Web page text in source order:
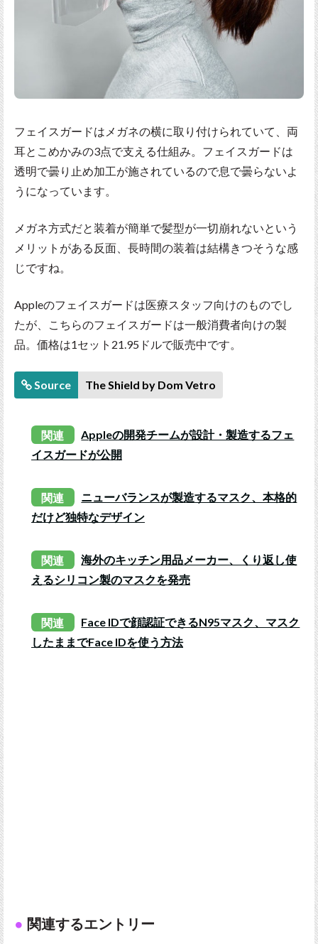
フェイスガードはメガネの横に取り付けられていて、両
耳とこめかみの3点で支える仕組み。フェイスガードは
透明で曇り止め加工が施されているので息で曇らないよ
うになっています。
メガネ方式だと装着が簡単で髪型が一切崩れないという
メリットがある反面、長時間の装着は結構きつそうな感
じですね。
Appleのフェイスガードは医療スタッフ向けのものでし
たが、こちらのフェイスガードは一般消費者向けの製
品。価格は1セット21.95ドルで販売中です。
Source The Shield by Dom Vetro
関連
Appleの開発チームが設計・製造するフェ
イスガードが公開
関連
ニューバランスが製造するマスク、本格的
だけど独特なデザイン
関連
海外のキッチン用品メーカー、くり返し使
えるシリコン製のマスクを発売
関連
Face IDで顔認証できるN95マスク、マスク
したままでFace IDを使う方法
関連するエントリー